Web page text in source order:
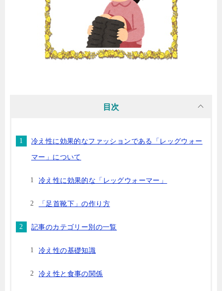
目次
冷え性に効果的なファッションである「レッグウォー
マー」について
冷え性に効果的な「レッグウォーマー」
「足首靴下」の作り方
記事のカテゴリー別の一覧
冷え性の基礎知識
冷え性と食事の関係